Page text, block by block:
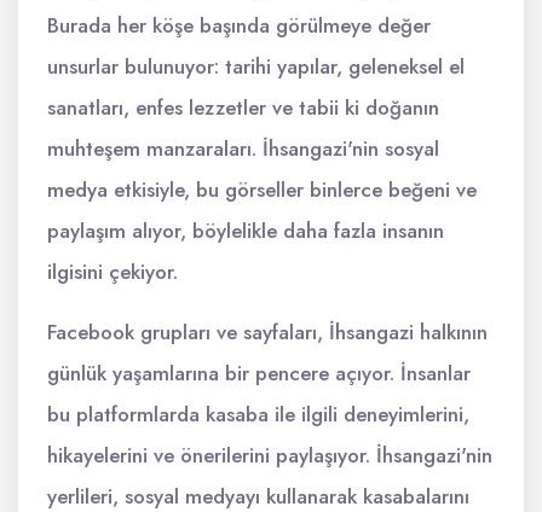
Burada her köşe başında görülmeye değer
unsurlar bulunuyor: tarihi yapılar, geleneksel el
sanatları, enfes lezzetler ve tabii ki doğanın
muhteşem manzaraları. İhsangazi'nin sosyal
medya etkisiyle, bu görseller binlerce beğeni ve
paylaşım alıyor, böylelikle daha fazla insanın
ilgisini çekiyor.
Facebook grupları ve sayfaları, İhsangazi halkının
günlük yaşamlarına bir pencere açıyor. İnsanlar
bu platformlarda kasaba ile ilgili deneyimlerini,
hikayelerini ve önerilerini paylaşıyor. İhsangazi'nin
yerlileri, sosyal medyayı kullanarak kasabalarını